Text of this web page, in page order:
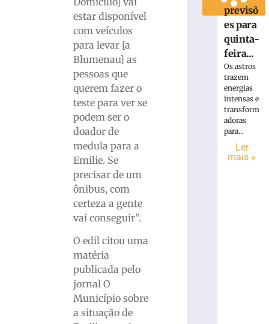
estar disponível
com veículos
para levar [a
Blumenau] as
pessoas que
querem fazer o
teste para ver se
podem ser o
doador de
medula para a
Emilie. Se
precisar de um
ônibus, com
certeza a gente
vai conseguir”.
O edil citou uma
matéria
publicada pelo
jornal O
Município sobre
a situação de
previsõ
es para
quinta-
feira...
Os astros
trazem
energias
intensas e
transform
adoras
para...
Ler
mais »